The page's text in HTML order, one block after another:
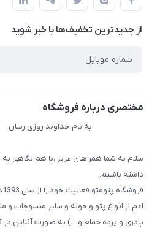
لیست محصولات
درباره ما
حریم خصوصی
راهنما
از جدید‌ترین تخفیف‌ها با‌ خبر شوید
مختصری درباره فروشگاه
به نام خداوند روزی رسان
سلام به شما همراهان عزیز ،با هم نگاهی به
داشته باشیم.
اعم از انواع پتو و حوله و سایر منسوجات و
پادری و پرده حمام و ...) به صورت آنلاین در